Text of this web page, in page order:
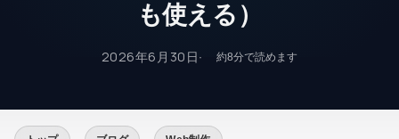
も使える）
2026年6月30日 約8分で読めます